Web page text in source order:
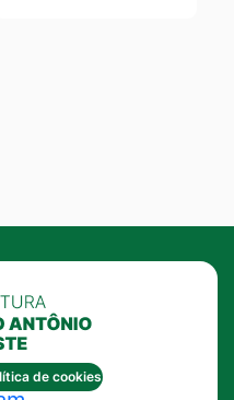
de cookies